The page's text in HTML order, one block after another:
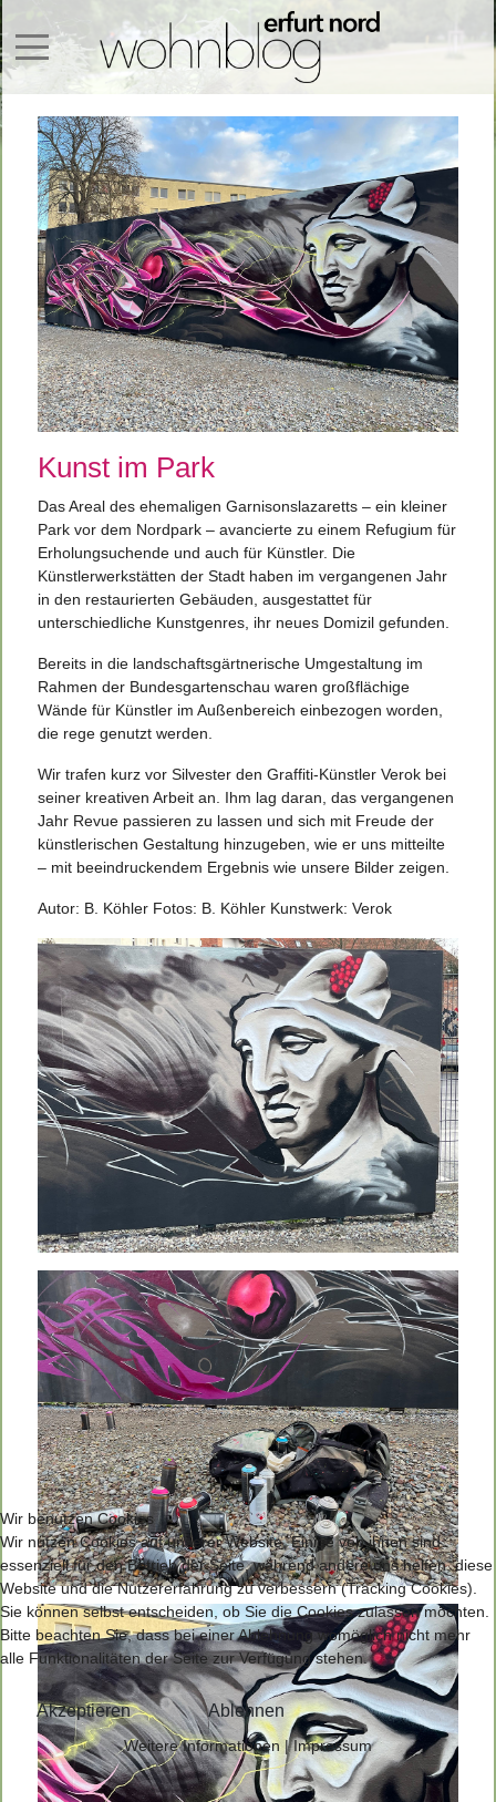
Mobile Menu Toggle
Kunst im Park
Das Areal des ehemaligen Garnisonslazaretts – ein kleiner
Park vor dem Nordpark – avancierte zu einem Refugium für
Erholungsuchende und auch für Künstler. Die
Künstlerwerkstätten der Stadt haben im vergangenen Jahr
in den restaurierten Gebäuden, ausgestattet für
unterschiedliche Kunstgenres, ihr neues Domizil gefunden.
Bereits in die landschaftsgärtnerische Umgestaltung im
Rahmen der Bundesgartenschau waren großflächige
Wände für Künstler im Außenbereich einbezogen worden,
die rege genutzt werden.
Wir trafen kurz vor Silvester den Graffiti-Künstler Verok bei
seiner kreativen Arbeit an. Ihm lag daran, das vergangenen
Jahr Revue passieren zu lassen und sich mit Freude der
künstlerischen Gestaltung hinzugeben, wie er uns mitteilte
– mit beeindruckendem Ergebnis wie unsere Bilder zeigen.
Autor: B. Köhler Fotos: B. Köhler Kunstwerk: Verok
Wir benutzen Cookies
Wir nutzen Cookies auf unserer Website. Einige von ihnen sind
essenziell für den Betrieb der Seite, während andere uns helfen, diese
Website und die Nutzererfahrung zu verbessern (Tracking Cookies).
Sie können selbst entscheiden, ob Sie die Cookies zulassen möchten.
Bitte beachten Sie, dass bei einer Ablehnung womöglich nicht mehr
alle Funktionalitäten der Seite zur Verfügung stehen.
Akzeptieren Ablehnen
Weitere Informationen|Impressum